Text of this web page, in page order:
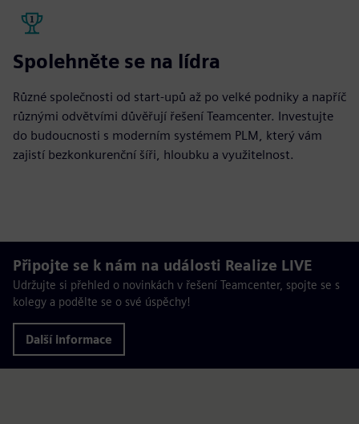
Spolehněte se na lídra
Různé společnosti od start-upů až po velké podniky a napříč
různými odvětvími důvěřují řešení Teamcenter. Investujte
do budoucnosti s moderním systémem PLM, který vám
zajistí bezkonkurenční šíři, hloubku a využitelnost.
Připojte se k nám na události Realize LIVE
Udržujte si přehled o novinkách v řešení Teamcenter, spojte se s
kolegy a podělte se o své úspěchy!
Další informace